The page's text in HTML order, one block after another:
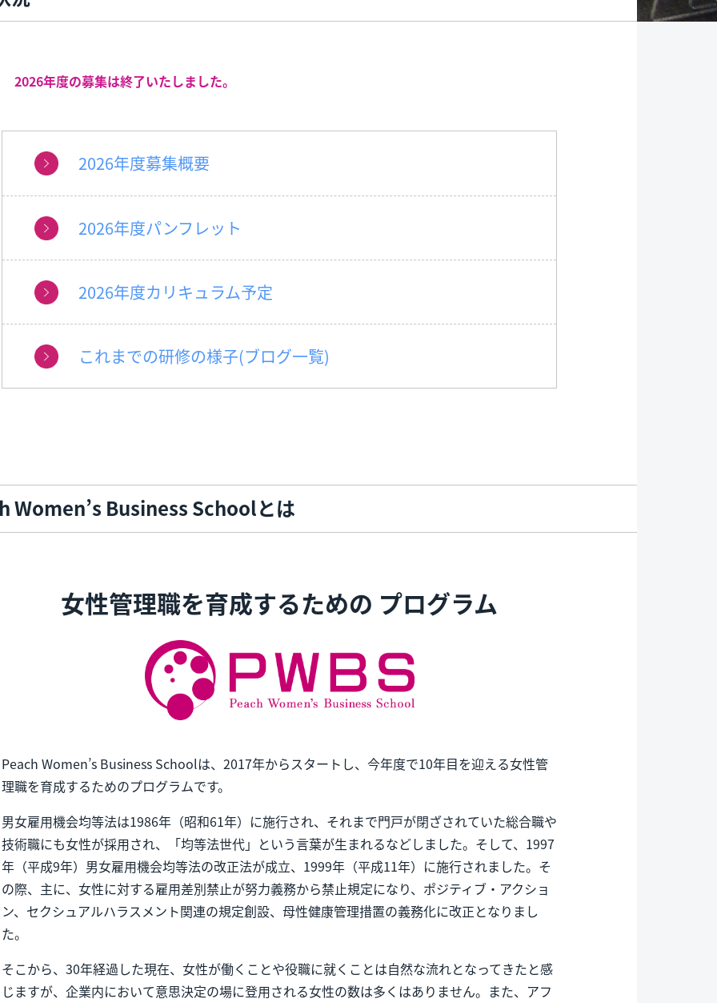
2026年度の募集は終了いたしました。
2026年度募集概要
2026年度パンフレット
2026年度カリキュラム予定
これまでの研修の様子(ブログ一覧)
Women’s Business Schoolとは
女性管理職を育成するための プログラム
Peach Women’s Business Schoolは、2017年からスタートし、今年度で10年目を迎える女性管
理職を育成するためのプログラムです。
男女雇用機会均等法は1986年（昭和61年）に施行され、それまで門戸が閉ざされていた総合職や
技術職にも女性が採用され、「均等法世代」という言葉が生まれるなどしました。そして、1997
年（平成9年）男女雇用機会均等法の改正法が成立、1999年（平成11年）に施行されました。そ
の際、主に、女性に対する雇用差別禁止が努力義務から禁止規定になり、ポジティブ・アクショ
ン、セクシュアルハラスメント関連の規定創設、母性健康管理措置の義務化に改正となりまし
た。
そこから、30年経過した現在、女性が働くことや役職に就くことは自然な流れとなってきたと感
じますが、企業内において意思決定の場に登用される女性の数は多くはありません。また、アフ